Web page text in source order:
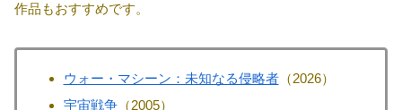
作品もおすすめです。
ウォー・マシーン：未知なる侵略者（2026）
宇宙戦争（2005）